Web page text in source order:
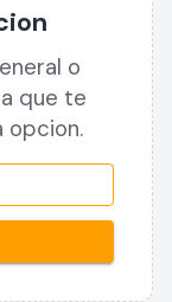
o
que te
opcion.